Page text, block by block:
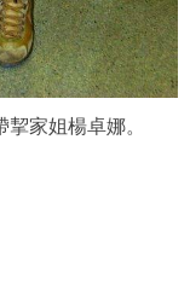
家姐楊卓娜。